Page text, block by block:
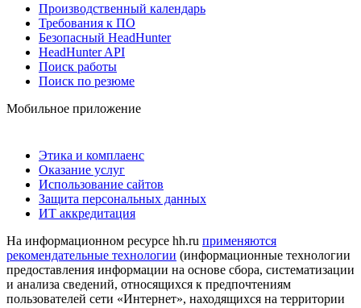
Производственный календарь
Требования к ПО
Безопасный HeadHunter
HeadHunter API
Поиск работы
Поиск по резюме
Мобильное приложение
Этика и комплаенс
Оказание услуг
Использование сайтов
Защита персональных данных
ИТ аккредитация
На информационном ресурсе hh.ru применяются
рекомендательные технологии (информационные технологии
предоставления информации на основе сбора, систематизации
и анализа сведений, относящихся к предпочтениям
пользователей сети «Интернет», находящихся на территории